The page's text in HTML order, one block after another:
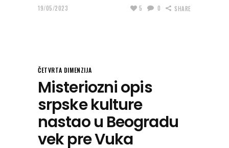
19/05/2023 5 0 SHARE
ČETVRTA DIMENZIJA
Misteriozni opis
srpske kulture
nastao u Beogradu
vek pre Vuka